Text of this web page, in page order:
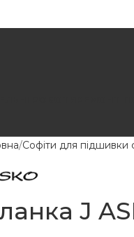
Софіти для підшивки
J